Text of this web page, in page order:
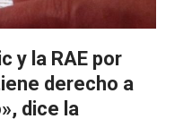
y la RAE por
derecho a
dice la